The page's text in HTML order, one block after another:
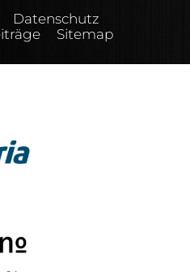
Datenschutz
Sitemap